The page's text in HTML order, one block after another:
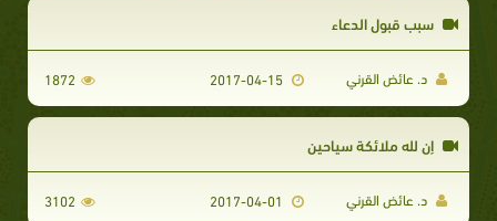
سبب قبول الدعاء
د. عائض القرني 1872
إن لله ملائكة سياحين
د. عائض القرني 3102